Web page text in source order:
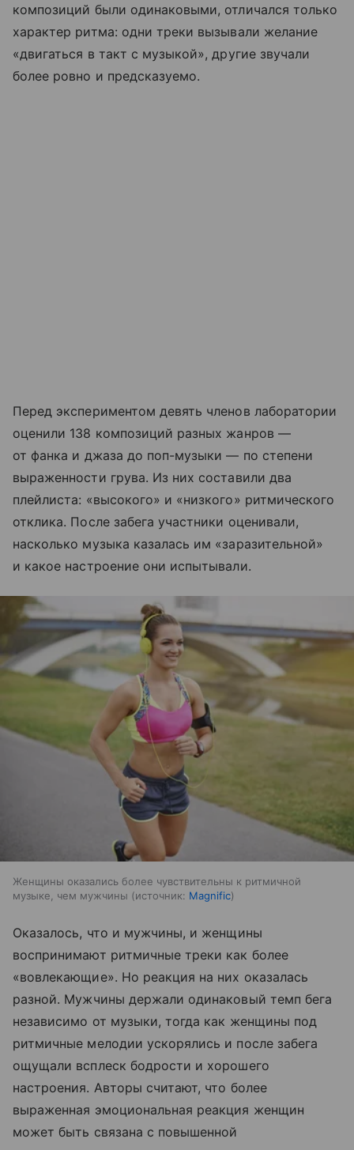
композиций были одинаковыми, отличался только
характер ритма: одни треки вызывали желание
«двигаться в такт с музыкой», другие звучали
более ровно и предсказуемо.
Перед экспериментом девять членов лаборатории
оценили 138 композиций разных жанров —
от фанка и джаза до поп-музыки — по степени
выраженности грува. Из них составили два
плейлиста: «высокого» и «низкого» ритмического
отклика. После забега участники оценивали,
насколько музыка казалась им «заразительной»
и какое настроение они испытывали.
Женщины оказались более чувствительны к ритмичной
музыке, чем мужчины
источник: Magnific
Оказалось, что и мужчины, и женщины
воспринимают ритмичные треки как более
«вовлекающие». Но реакция на них оказалась
разной. Мужчины держали одинаковый темп бега
независимо от музыки, тогда как женщины под
ритмичные мелодии ускорялись и после забега
ощущали всплеск бодрости и хорошего
настроения. Авторы считают, что более
выраженная эмоциональная реакция женщин
может быть связана с повышенной